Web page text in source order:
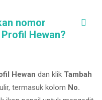
nomor
Hewan?
Hewan dan klik Tambah
termasuk kolom No.